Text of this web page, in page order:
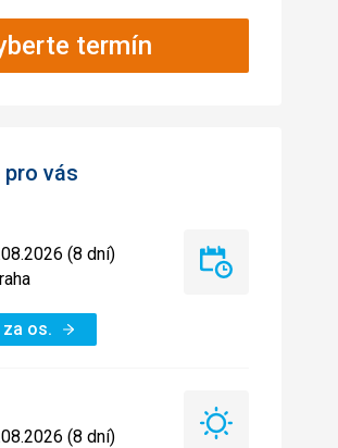
termín
vás
(8 dní)
za os.
Last
(8 dní)
Léto